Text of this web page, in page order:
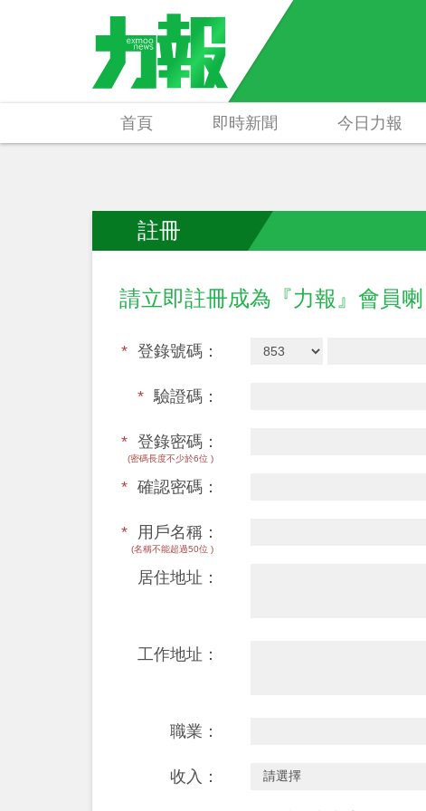
首頁 即時新聞 今日力報
註冊
請立即註冊成為『力報』會員喇
* 登錄號碼：
* 驗證碼：
* 登錄密碼：
(密碼長度不少於6位 )
* 確認密碼：
* 用戶名稱：
(名稱不能超過50位 )
居住地址：
工作地址：
職業：
收入：